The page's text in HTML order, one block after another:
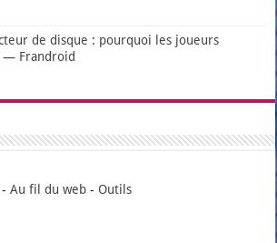
de disque : pourquoi les joueurs
— Frandroid
-Au fil du web - Outils